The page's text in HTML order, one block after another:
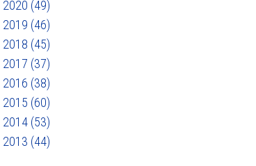
2020 (49)
2019 (46)
2018 (45)
2017 (37)
2016 (38)
2015 (60)
2014 (53)
2013 (44)